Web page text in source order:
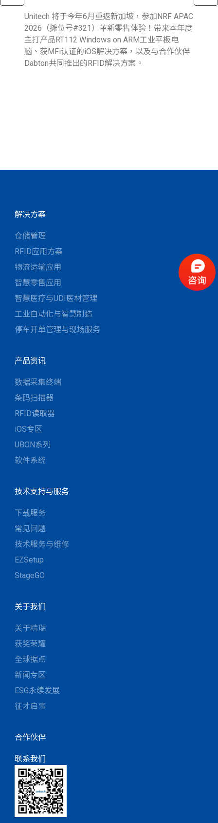
Unitech 将于今年6月重返新加坡，参加NRF APAC
2026（摊位号#321）革新零售体验！带来本年度
主打产品RT112 Windows on ARM工业平板电
脑、获MFi认证的iOS解决方案，以及与合作伙伴
Dabton共同推出的RFID解决方案。
与
解决方案
仓储管理
RFID应用方案
物流运输应用
智慧零售应用
智慧医疗与UDI医材管理
工业自动化与智慧制造
停车开单管理与现场服务
产品资讯
数据采集终端
条码扫描器
RFID读取器
iOS专区
UBON系列
软件系统
技术支持与服务
下载服务
常见问题
技术服务与维修
EZSetup
StageGO
关于我们
关于精瑞
获奖荣耀
全球据点
新闻专区
ESG永续发展
征才启事
合作伙伴
联系我们